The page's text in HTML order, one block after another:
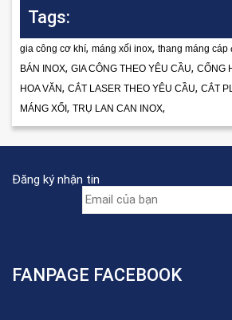
Tags:
gia công cơ khí, máng xối inox, thang máng cáp
BÁN INOX, GIA CÔNG THEO YÊU CẦU, CỔNG
HOA VĂN, CẮT LASER THEO YÊU CẦU, CẮT
MÁNG XỐI, TRỤ LAN CAN INOX,
Đăng ký nhận tin
FANPAGE FACEBOOK